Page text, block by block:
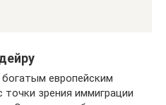
европейским
зрения иммиграции